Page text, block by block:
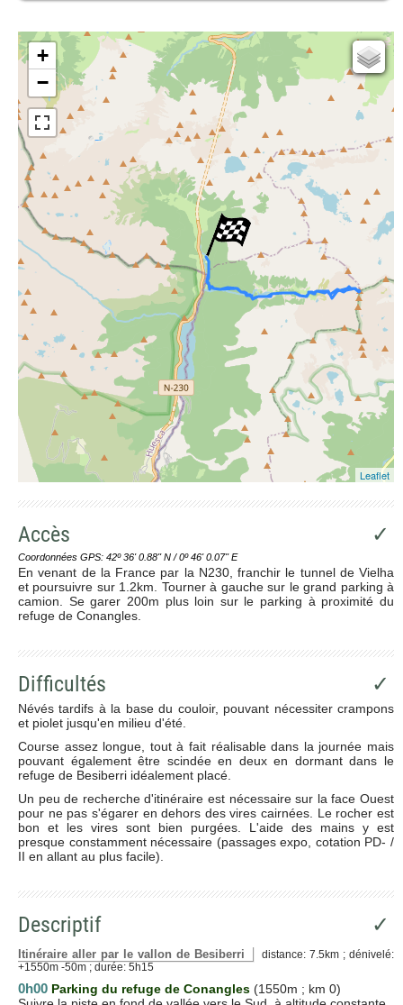
+
−
Cartes IGN
Open Topo Map
Open Street Map
ESRI Word Imagery
Leaflet
Accès ✓
Coordonnées GPS: 42º 36' 0.88'' N / 0º 46' 0.07'' E
En venant de la France par la N230, franchir le tunnel de Vielha
et poursuivre sur 1.2km. Tourner à gauche sur le grand parking à
camion. Se garer 200m plus loin sur le parking à proximité du
refuge de Conangles.
Difficultés ✓
Névés tardifs à la base du couloir, pouvant nécessiter crampons
et piolet jusqu'en milieu d'été.
Course assez longue, tout à fait réalisable dans la journée mais
pouvant également être scindée en deux en dormant dans le
refuge de Besiberri idéalement placé.
Un peu de recherche d'itinéraire est nécessaire sur la face Ouest
pour ne pas s'égarer en dehors des vires cairnées. Le rocher est
bon et les vires sont bien purgées. L'aide des mains y est
presque constamment nécessaire (passages expo, cotation PD- /
II en allant au plus facile).
Descriptif ✓
Itinéraire aller par le vallon de Besiberri
distance: 7.5km ; dénivelé:
+1550m -50m ; durée: 5h15
0h00 Parking du refuge de Conangles (1550m ; km 0)